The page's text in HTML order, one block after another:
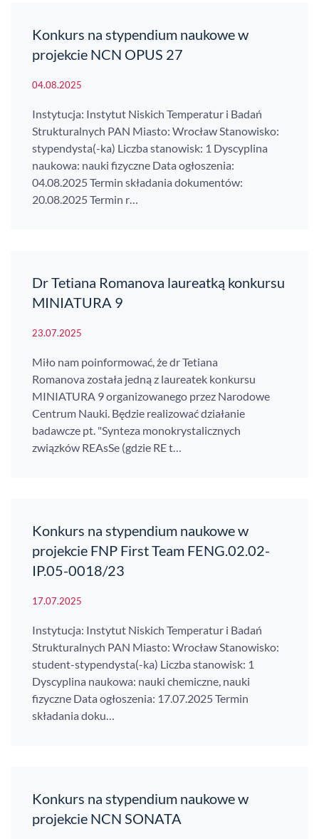
Konkurs na stypendium naukowe w
projekcie NCN OPUS 27
04.08.2025
Instytucja: Instytut Niskich Temperatur i Badań
Strukturalnych PAN Miasto: Wrocław Stanowisko:
stypendysta(-ka) Liczba stanowisk: 1 Dyscyplina
naukowa: nauki fizyczne Data ogłoszenia:
04.08.2025 Termin składania dokumentów:
20.08.2025 Termin r…
Dr Tetiana Romanova laureatką konkursu
MINIATURA 9
23.07.2025
Miło nam poinformować, że dr Tetiana
Romanova została jedną z laureatek konkursu
MINIATURA 9 organizowanego przez Narodowe
Centrum Nauki. Będzie realizować działanie
badawcze pt. "Synteza monokrystalicznych
związków REAsSe (gdzie RE t…
Konkurs na stypendium naukowe w
projekcie FNP First Team FENG.02.02-
IP.05-0018/23
17.07.2025
Instytucja: Instytut Niskich Temperatur i Badań
Strukturalnych PAN Miasto: Wrocław Stanowisko:
student-stypendysta(-ka) Liczba stanowisk: 1
Dyscyplina naukowa: nauki chemiczne, nauki
fizyczne Data ogłoszenia: 17.07.2025 Termin
składania doku…
Konkurs na stypendium naukowe w
projekcie NCN SONATA